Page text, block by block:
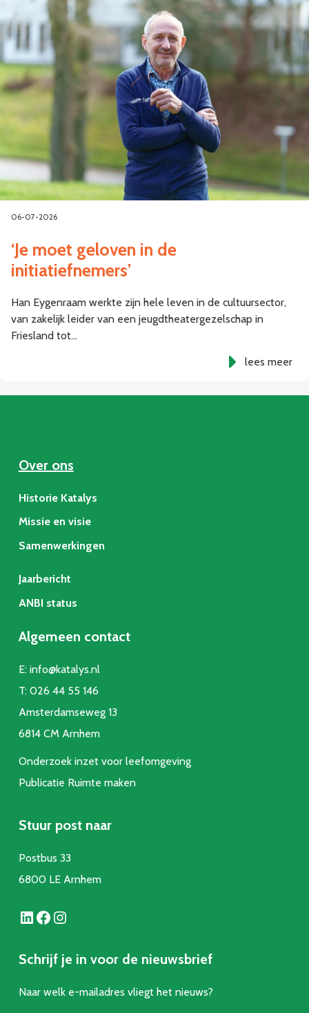
06-07-2026
‘Je moet geloven in de
initiatiefnemers’
Han Eygenraam werkte zijn hele leven in de cultuursector,
van zakelijk leider van een jeugdtheatergezelschap in
Friesland tot…
lees meer
Over ons
Historie Katalys
Missie en visie
Samenwerkingen
Jaarbericht
ANBI status
Algemeen contact
E: info@katalys.nl
T: 026 44 55 146
Amsterdamseweg 13
6814 CM Arnhem
Onderzoek inzet voor leefomgeving
Publicatie Ruimte maken
Stuur post naar
Postbus 33
6800 LE Arnhem
LinkedIn Facebook Instagram
Schrijf je in voor de nieuwsbrief
Naar welk e-mailadres vliegt het nieuws?